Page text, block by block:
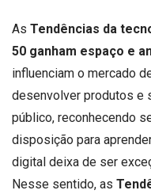
As Tendências da
50 ganham espaço e
influenciam o mercado
desenvolver produtos e
público, reconhecendo
disposição para
digital deixa de ser
Nesse sentido, as